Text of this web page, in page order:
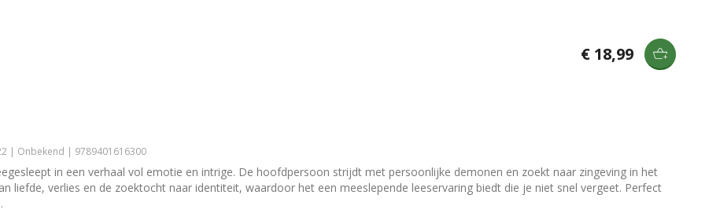
€ 18,99
| Onbekend | 9789401616300
in een verhaal vol emotie en intrige. De hoofdpersoon strijdt met persoonlijke demonen en zoekt naar zingeving in het
liefde, verlies en de zoektocht naar identiteit, waardoor het een meeslepende leeservaring biedt die je niet snel vergeet. Perfect